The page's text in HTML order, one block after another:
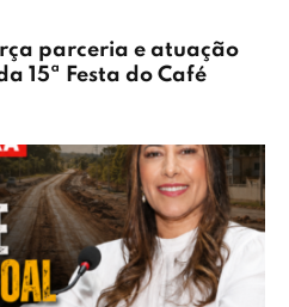
parceria e atuação
15ª Festa do Café